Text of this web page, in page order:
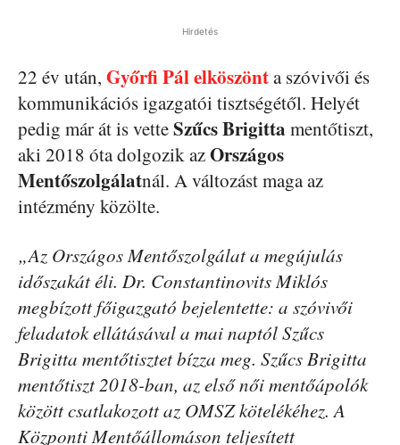
Hirdetés
22 év után, Győrfi Pál elköszönta szóvivői és
kommunikációs igazgatói tisztségétől. Helyét
pedig már át is vetteSzűcs Brigitta mentőtiszt,
aki 2018 óta dolgozik azOrszágos
Mentőszolgálatnál. A változást maga az
intézmény közölte.
„Az Országos Mentőszolgálat a megújulás
időszakát éli. Dr. Constantinovits Miklós
megbízott főigazgató bejelentette: a szóvivői
feladatok ellátásával a mai naptól Szűcs
Brigitta mentőtisztet bízza meg. Szűcs Brigitta
mentőtiszt 2018-ban, az első női mentőápolók
között csatlakozott az OMSZ kötelékéhez. A
Központi Mentőállomáson teljesített